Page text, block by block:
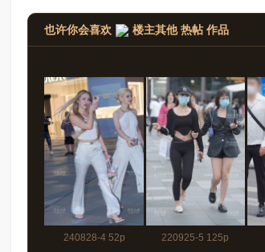
也许你会喜欢 楼主其他 热帖 作品
240828-4 52p 220925-5 125p